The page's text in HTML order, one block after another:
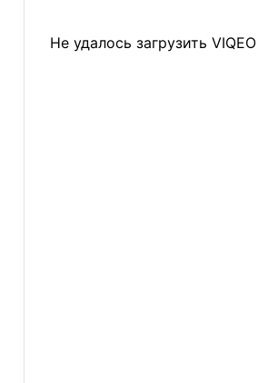
Не удалось загрузить VIQEO